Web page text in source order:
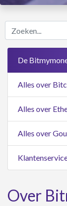
Zoeken...
De
Alles over
Alles over
Alles over
Over